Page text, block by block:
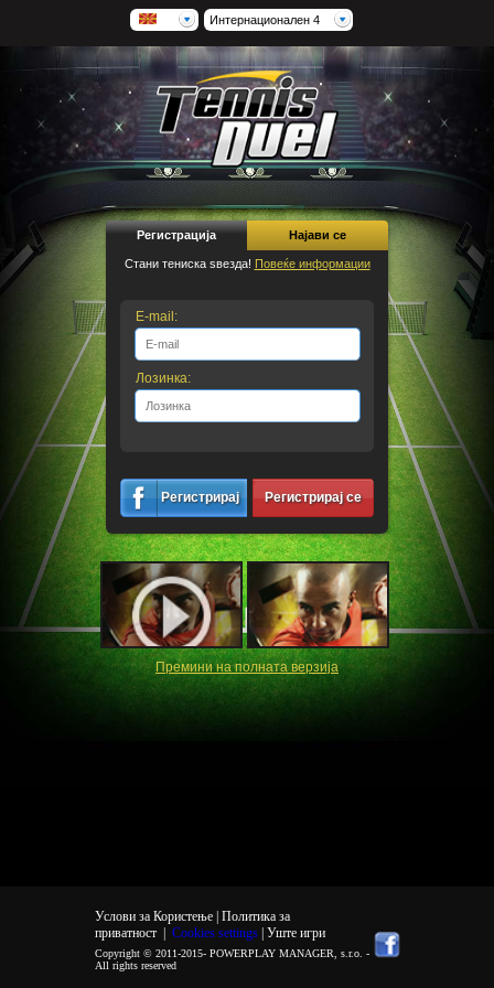
Интернационален 4
Регистрација Најави се
Стани тениска ѕвезда! Повеќе информации
E-mail:
Лозинка:
Регистрирај
се
Регистрирај се
Премини на полната верзија
Услови за Користење | Политика за
приватност| Cookies settings | Уште игри
Copyright © 2011-2015- POWERPLAY MANAGER, s.r.o. -
All rights reserved